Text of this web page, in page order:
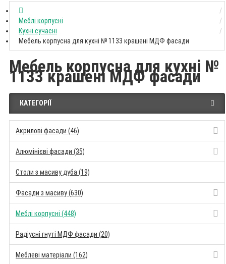
Меблі корпусні
Кухні сучасні
Мебель корпусна для кухні № 1133 крашені МДФ фасади
Мебель корпусна для кухні №
1133 крашені МДФ фасади
КАТЕГОРІЇ
Акрилові фасади (46)
Алюмінієві фасади (35)
Столи з масиву дуба (19)
Фасади з масиву (630)
Меблі корпусні (448)
Радіусні гнуті МДФ фасади (20)
Меблеві матеріали (162)